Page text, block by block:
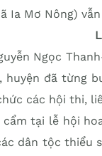
Ia Mơ Nông)
Ngọc
huyện đã từng
các hội thi,
tại lễ hội
dân tộc thiểu